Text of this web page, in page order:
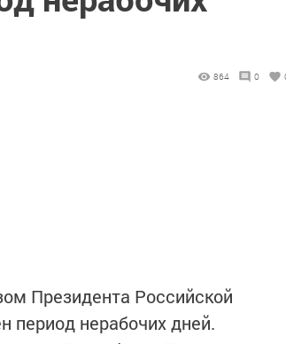
864 0
Президента Российской
период нерабочих дней.